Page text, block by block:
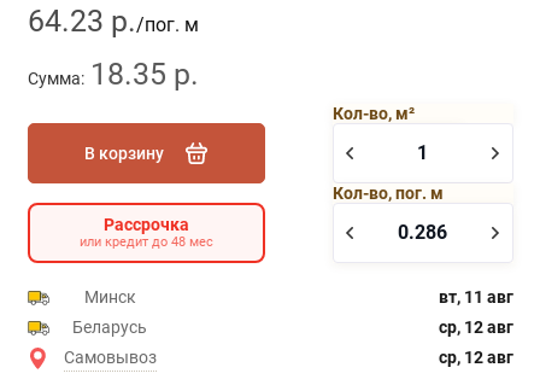
64.23 р./пог. м
Сумма: 18.35 р.
В корзину
Кол-во, м²
Кол-во, пог. м
Рассрочка
или кредит до 48 мес
Минск
вт, 11 авг
Беларусь
ср, 12 авг
Самовывоз
ср, 12 авг